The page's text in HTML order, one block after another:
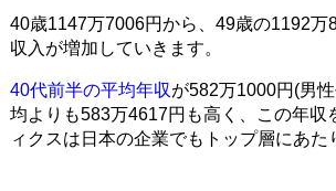
40歳1147万7006円から、49歳の1192万
収入が増加していきます。
40代前半の平均年収が582万1000円(男
均よりも583万4617円も高く、この年収
ィクスは日本の企業でもトップ層にあた